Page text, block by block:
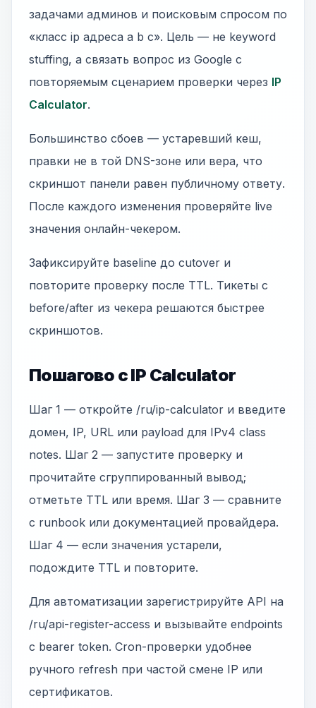
задачами админов и поисковым спросом по
«класс ip адреса a b c». Цель — не keyword
stuffing, а связать вопрос из Google с
повторяемым сценарием проверки через IP
Calculator.
Большинство сбоев — устаревший кеш,
правки не в той DNS-зоне или вера, что
скриншот панели равен публичному ответу.
После каждого изменения проверяйте live
значения онлайн-чекером.
Зафиксируйте baseline до cutover и
повторите проверку после TTL. Тикеты с
before/after из чекера решаются быстрее
скриншотов.
Пошагово с IP Calculator
Шаг 1 — откройте /ru/ip-calculator и введите
домен, IP, URL или payload для IPv4 class
notes. Шаг 2 — запустите проверку и
прочитайте сгруппированный вывод;
отметьте TTL или время. Шаг 3 — сравните
с runbook или документацией провайдера.
Шаг 4 — если значения устарели,
подождите TTL и повторите.
Для автоматизации зарегистрируйте API на
/ru/api-register-access и вызывайте endpoints
с bearer token. Cron-проверки удобнее
ручного refresh при частой смене IP или
сертификатов.